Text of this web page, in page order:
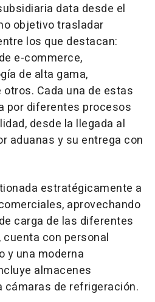
data desde el
objetivo trasladar
los que destacan:
e-commerce,
de alta gama,
Cada una de estas
por diferentes procesos
desde la llegada al
aduanas y su entrega con
estratégicamente a
aprovechando
carga de las diferentes
con personal
y una moderna
almacenes
de refrigeración.